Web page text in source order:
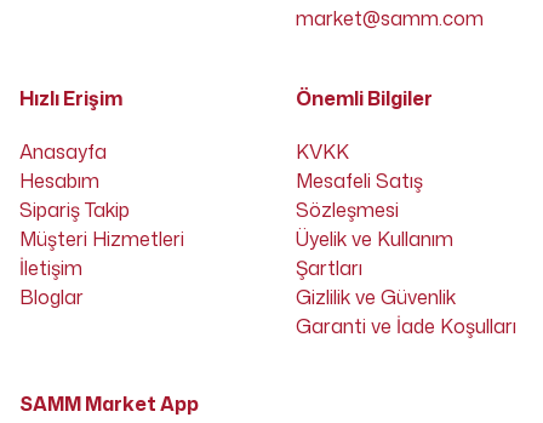
market@samm.com
Hızlı Erişim
Anasayfa
Hesabım
Sipariş Takip
Müşteri Hizmetleri
İletişim
Bloglar
Önemli Bilgiler
KVKK
Mesafeli Satış
Sözleşmesi
Üyelik ve Kullanım
Şartları
Gizlilik ve Güvenlik
Garanti ve İade Koşulları
SAMM Market App